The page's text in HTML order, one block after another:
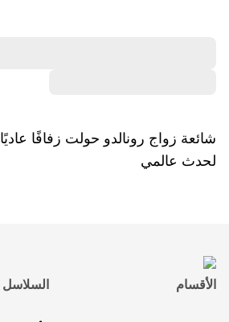
شائعة زواج رونالدو حولت زفافًا عاديًا
لحدث عالمي
الأقسام السلاسل